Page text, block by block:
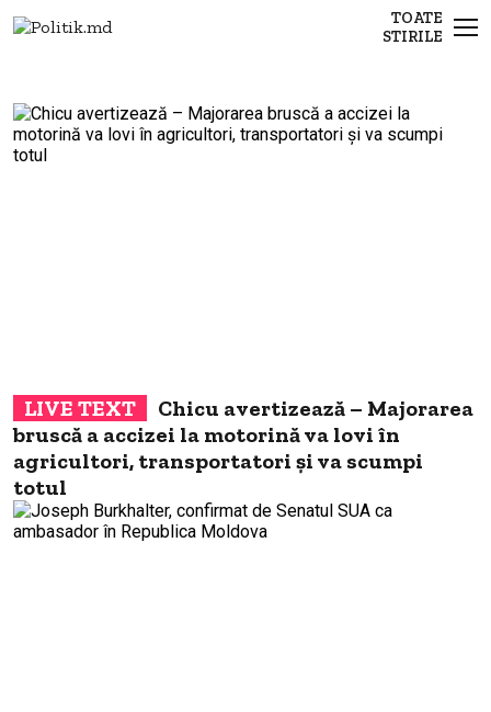
TOATE
STIRILE
Chicu avertizează – Majorarea
bruscă a accizei la motorină va lovi în
agricultori, transportatori și va scumpi
totul